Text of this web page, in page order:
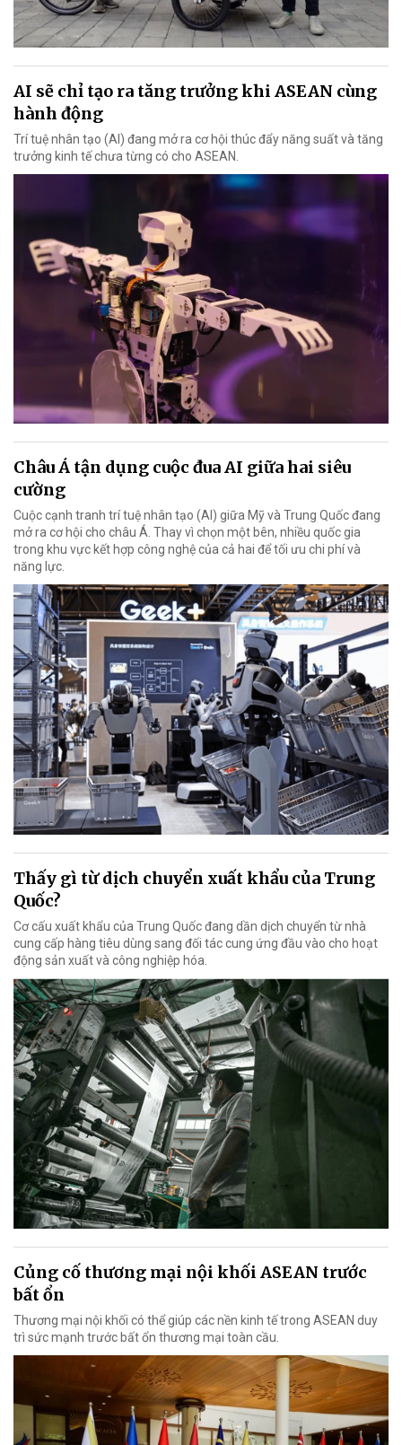
AI sẽ chỉ tạo ra tăng trưởng khi ASEAN cùng
hành động
Trí tuệ nhân tạo (AI) đang mở ra cơ hội thúc đẩy năng suất và tăng
trưởng kinh tế chưa từng có cho ASEAN.
Châu Á tận dụng cuộc đua AI giữa hai siêu
cường
Cuộc cạnh tranh trí tuệ nhân tạo (AI) giữa Mỹ và Trung Quốc đang
mở ra cơ hội cho châu Á. Thay vì chọn một bên, nhiều quốc gia
trong khu vực kết hợp công nghệ của cả hai để tối ưu chi phí và
năng lực.
Thấy gì từ dịch chuyển xuất khẩu của Trung
Quốc?
Cơ cấu xuất khẩu của Trung Quốc đang dần dịch chuyển từ nhà
cung cấp hàng tiêu dùng sang đối tác cung ứng đầu vào cho hoạt
động sản xuất và công nghiệp hóa.
Củng cố thương mại nội khối ASEAN trước
bất ổn
Thương mại nội khối có thể giúp các nền kinh tế trong ASEAN duy
trì sức mạnh trước bất ổn thương mại toàn cầu.